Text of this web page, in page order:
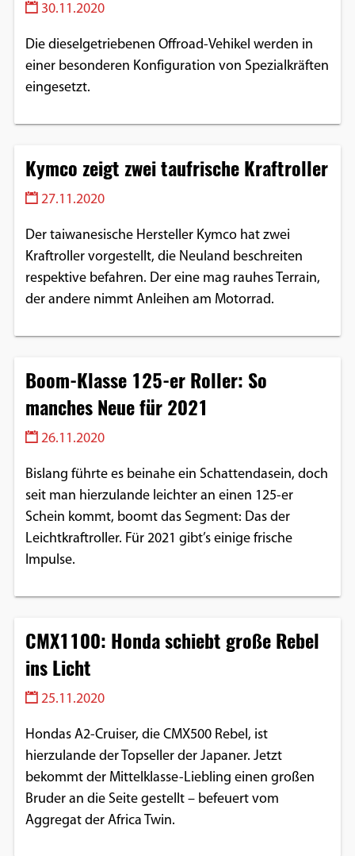
30.11.2020
Die dieselgetriebenen Offroad-Vehikel werden in
einer besonderen Konfiguration von Spezialkräften
eingesetzt.
Kymco zeigt zwei taufrische Kraftroller
27.11.2020
Der taiwanesische Hersteller Kymco hat zwei
Kraftroller vorgestellt, die Neuland beschreiten
respektive befahren. Der eine mag rauhes Terrain,
der andere nimmt Anleihen am Motorrad.
Boom-Klasse 125-er Roller: So
manches Neue für 2021
26.11.2020
Bislang führte es beinahe ein Schattendasein, doch
seit man hierzulande leichter an einen 125-er
Schein kommt, boomt das Segment: Das der
Leichtkraftroller. Für 2021 gibt’s einige frische
Impulse.
CMX1100: Honda schiebt große Rebel
ins Licht
25.11.2020
Hondas A2-Cruiser, die CMX500 Rebel, ist
hierzulande der Topseller der Japaner. Jetzt
bekommt der Mittelklasse-Liebling einen großen
Bruder an die Seite gestellt – befeuert vom
Aggregat der Africa Twin.